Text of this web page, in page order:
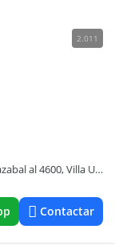
2.011
Departamento en alquiler 2 ambientes, Avda. Olazabal al 4600, Villa Urquiza
Contactar